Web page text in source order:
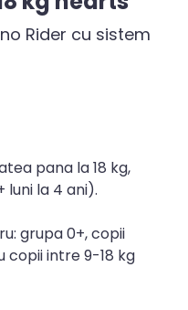
Rider cu sistem
pana la 18 kg,
luni la 4 ani).
grupa 0+, copii
copii intre 9-18 kg